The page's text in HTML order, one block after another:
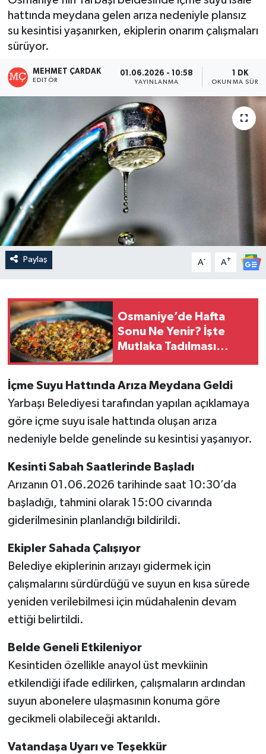
hattında meydana gelen arıza nedeniyle plansız
su kesintisi yaşanırken, ekiplerin onarım çalışmaları
sürüyor.
MEHMET ÇARDAK
EDITÖR
01.06.2026 - 10:58
YAYINLANMA
1 DK
OKUNMA
Paylaş A- A+
Osmaniye’de Hafta
Sonu Ne Yenir? İşte
Mutlaka Tadılması
İçme Suyu Hattında Arıza Meydana Geldi
Yarbaşı Belediyesi tarafından yapılan açıklamaya
göre içme suyu isale hattında oluşan arıza
nedeniyle belde genelinde su kesintisi yaşanıyor.
Kesinti Sabah Saatlerinde Başladı
Arızanın 01.06.2026 tarihinde saat 10:30’da
başladığı, tahmini olarak 15:00 civarında
giderilmesinin planlandığı bildirildi.
Ekipler Sahada Çalışıyor
Belediye ekiplerinin arızayı gidermek için
çalışmalarını sürdürdüğü ve suyun en kısa sürede
yeniden verilebilmesi için müdahalenin devam
ettiği belirtildi.
Belde Geneli Etkileniyor
Kesintiden özellikle anayol üst mevkiinin
etkilendiği ifade edilirken, çalışmaların ardından
suyun abonelere ulaşmasının konuma göre
gecikmeli olabileceği aktarıldı.
Vatandaşa Uyarı ve Teşekkür